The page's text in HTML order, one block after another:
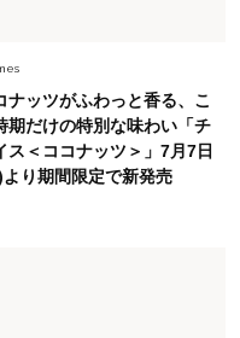
着！「きちんと感」も
レンドトップス〈4選〉
ナッツがふわっと香る、こ
期だけの特別な味わい「チ
ス＜ココナッツ＞」7月7日
り期間限定で新発売